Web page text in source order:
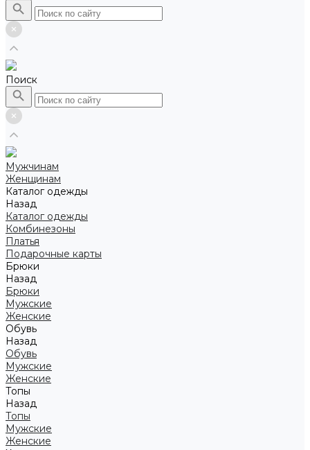
Поиск
Мужчинам
Женщинам
Каталог одежды
Назад
Каталог одежды
Комбинезоны
Платья
Подарочные карты
Брюки
Назад
Брюки
Мужские
Женские
Обувь
Назад
Обувь
Мужские
Женские
Топы
Назад
Топы
Мужские
Женские